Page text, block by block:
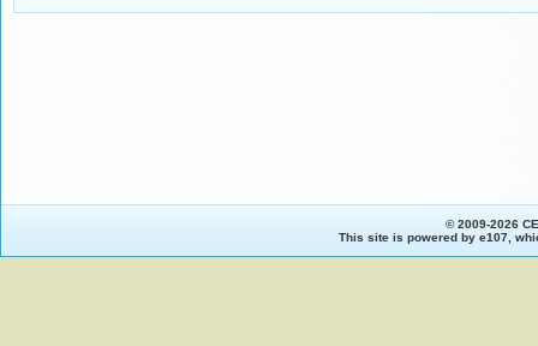
© 2009-2026
This site is powered by e107 ,